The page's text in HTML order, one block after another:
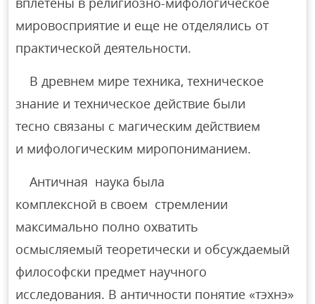
мировосприятие и еще не отделялись от
практической деятельности.
В древнем мире техника, техническое
знание и техническое действие были
тесно связаны с магическим действием
и мифологическим миропониманием.
Античная наука была
комплексной в своем стремлении
максимально полно охватить
осмысляемый теоретически и обсуждаемый
философски предмет научного
исследования. В античности понятие «тэхнэ»